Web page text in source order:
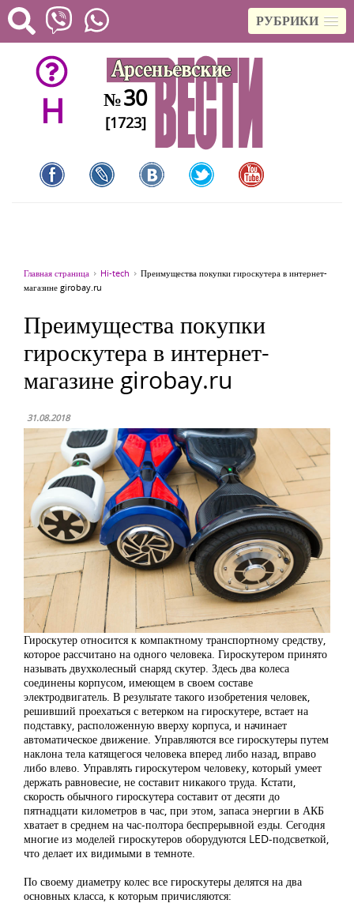
РУБРИКИ
H №30
[1723]
Главная страница Hi-tech
Преимущества покупки гироскутера в интернет-
магазине girobay.ru
Преимущества покупки
гироскутера в интернет-
магазине girobay.ru
31.08.2018
Гироскутер относится к компактному транспортному средству,
которое рассчитано на одного человека. Гироскутером принято
называть двухколесный снаряд скутер. Здесь два колеса
соединены корпусом, имеющем в своем составе
электродвигатель. В результате такого изобретения человек,
решивший проехаться с ветерком на гироскутере, встает на
подставку, расположенную вверху корпуса, и начинает
автоматическое движение. Управляются все гироскутеры путем
наклона тела катящегося человека вперед либо назад, вправо
либо влево. Управлять гироскутером человеку, который умеет
держать равновесие, не составит никакого труда. Кстати,
скорость обычного гироскутера составит от десяти до
пятнадцати километров в час, при этом, запаса энергии в АКБ
хватает в среднем на час-полтора беспрерывной езды. Сегодня
многие из моделей гироскутеров оборудуются LED-подсветкой,
что делает их видимыми в темноте.
По своему диаметру колес все гироскутеры делятся на два
основных класса, к которым причисляются: